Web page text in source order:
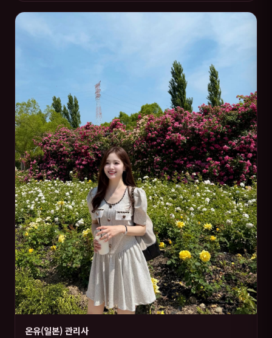
온유(일본) 관리사